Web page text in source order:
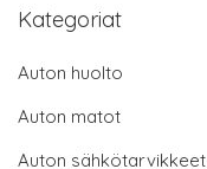
Kategoriat
Auton huolto
Auton matot
Auton sähkötarvikkeet